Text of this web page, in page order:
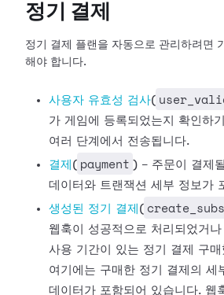
정기 결제
정기 결제 플랜을 자동으로 관리하려면
해야 합니다.
사용자 유효성 검사(
가 게임에 등록되었는지 확인하
여러 단계에서 전송됩니다.
결제 ( payment ) - 주문이 결제
데이터와 트랜잭션 세부 정보가
생성된 정기
결제 (
웹훅이 성공적으로 처리되었거
사용 기간이 있는 정기 결제 구
여기에는 구매한 정기 결제의 세
데이터가 포함되어 있습니다. 웹